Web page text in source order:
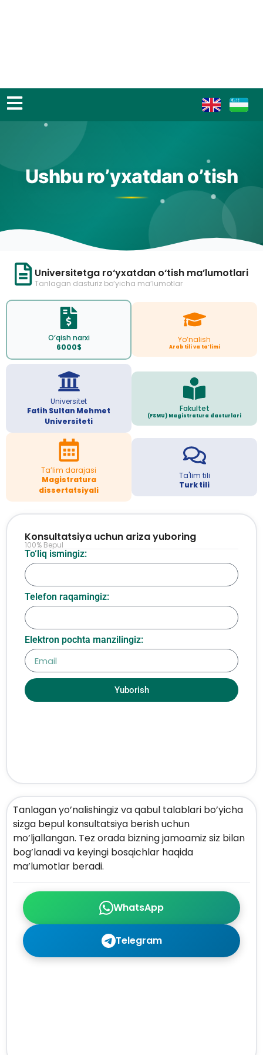
Ushbu ro’yxatdan o’tish
Universitetga ro‘yxatdan o‘tish ma’lumotlari
Tanlagan dasturiz bo‘yicha ma’lumotlar
O‘qish narxi
6000$
Yo‘nalish
Arab tili va ta’limi
Universitet
Fatih Sultan Mehmet
Universiteti
Fakultet
(FSMU) Magistratura dasturlari
Ta’lim darajasi
Magistratura
dissertatsiyali
Ta'lim tili
Turk tili
WhatsApp
Telegram
Tanlagan yo’nalishingiz va qabul talablari bo’yicha
sizga bepul konsultatsiya berish uchun
mo’ljallangan. Tez orada bizning jamoamiz siz bilan
bog’lanadi va keyingi bosqichlar haqida
ma’lumotlar beradi.
To‘liq ismingiz:
Telefon raqamingiz:
Elektron pochta manzilingiz:
Yuborish
Konsultatsiya uchun ariza yuboring
100% Bepul